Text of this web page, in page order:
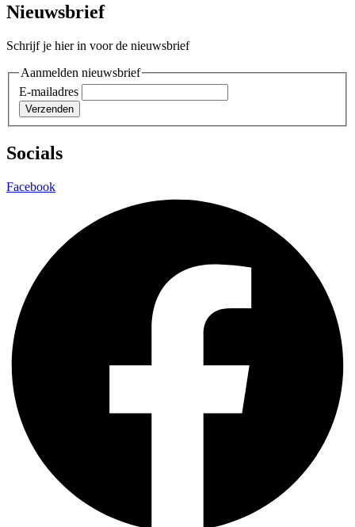
Nieuwsbrief
Schrijf je hier in voor de nieuwsbrief
Aanmelden nieuwsbrief
E-mailadres
Verzenden
Socials
Facebook